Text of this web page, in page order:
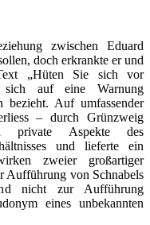
zwischen Eduard
doch erkrankte er und
„Hüten Sie sich vor
sich auf eine Warnung
bezieht. Auf umfassender
– durch Grünzweig
private Aspekte des
und lieferte ein
zweier großartiger
Aufführung von Schnabels
nicht zur Aufführung
eines unbekannten